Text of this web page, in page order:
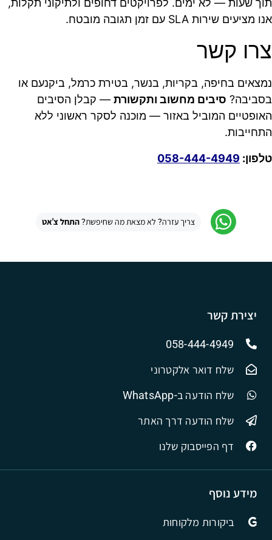
תוך שעות — לא ימים. לפרויקטים דחופים ולתיקוני תקלות,
אנו מציעים שירות SLA עם זמן תגובה מובטח.
צרו קשר
נמצאים בחיפה, בקריות, בנשר, בטירת כרמל, ביקנעם או
בסביבה? סיבים מחשוב ותקשורת — קבלן הסיבים
האופטיים המוביל באזור — מוכנה לסקר ראשוני ללא
התחייבות.
טלפון: 058-444-4949
צריך עזרה? לא מצאת מה שחיפשת?התחל צ'אט
מידע נוסף
ביקורות מלקוחות
יצירת קשר
058-444-4949
שלח דואר אלקטרוני
שלח הודעה ב-WhatsApp
שלח הודעה דרך האתר
דף הפייסבוק שלנו